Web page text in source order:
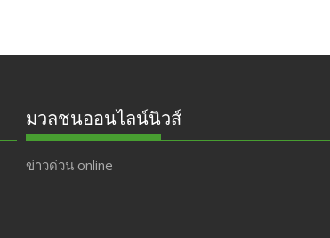
มวลชนออนไลน์นิวส์
ข่าวด่วน online